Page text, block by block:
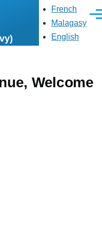
French
Malagasy
English
Welcome